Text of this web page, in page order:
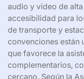
audio y video de
accesibilidad para
de transporte y
convenciones están
que favorece la
complementarios,
cercano. Según la